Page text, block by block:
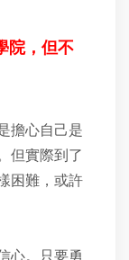
院，但不
擔心自己是
但實際到了
困難，或許
心。只要勇